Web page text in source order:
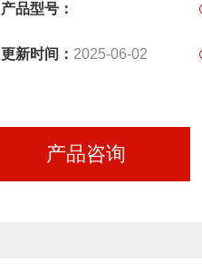
产品型号：
更新时间： 2025-06-02
产品咨询